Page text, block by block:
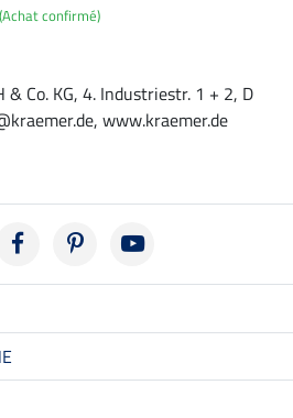
(Achat confirmé)
Co. KG, 4. Industriestr. 1 + 2, D
www.kraemer.de